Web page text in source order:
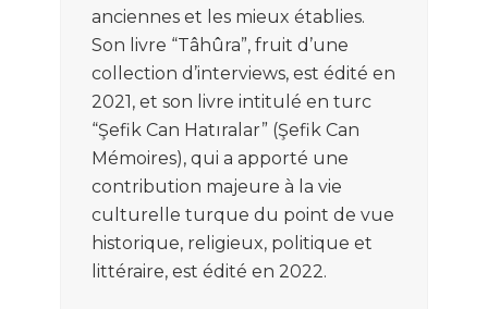
anciennes et l es mieux établies.
Son livre “Tâhûra”, fruit d ’une
collection d ’interviews, est édité en
2021, et son livre intitulé en turc
“Şefik Can Hatıralar” (Şefik Can
Mémoires), qui a apporté une
contribution majeure à la vie
culturelle turque du point de vue
historique, religieux, politique et
littéraire, est édité en 2022.